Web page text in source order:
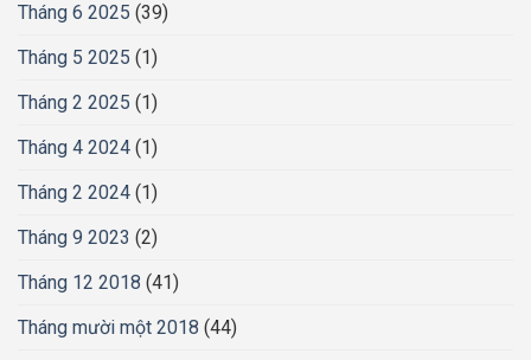
Tháng 6 2025 (39)
Tháng 5 2025 (1)
Tháng 2 2025 (1)
Tháng 4 2024 (1)
Tháng 2 2024 (1)
Tháng 9 2023 (2)
Tháng 12 2018 (41)
Tháng mười một 2018 (44)